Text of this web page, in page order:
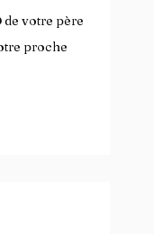
de votre père
proche